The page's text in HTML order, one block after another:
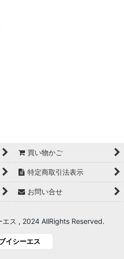
買い物かご
特定商取引法表示
お問い合せ
ス , 2024 AllRights Reserved.
イシーエス